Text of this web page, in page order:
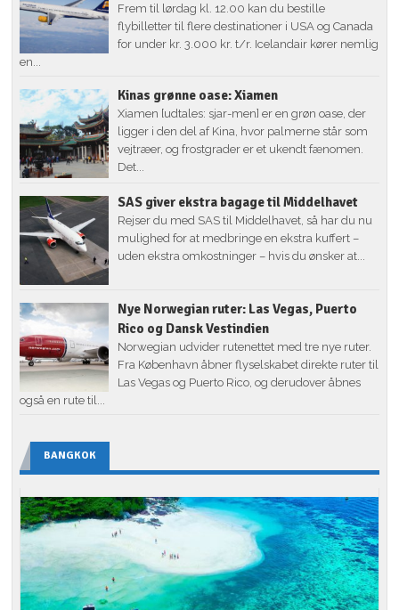
Frem til lørdag kl. 12.00 kan du bestille
flybilletter til flere destinationer i USA og Canada
for under kr. 3.000 kr. t/r. Icelandair kører nemlig
en...
Kinas grønne oase: Xiamen
Xiamen [udtales: sjar-men] er en grøn oase, der
ligger i den del af Kina, hvor palmerne står som
vejtræer, og frostgrader er et ukendt fænomen.
Det...
SAS giver ekstra bagage til Middelhavet
Rejser du med SAS til Middelhavet, så har du nu
mulighed for at medbringe en ekstra kuffert –
uden ekstra omkostninger – hvis du ønsker at...
Nye Norwegian ruter: Las Vegas, Puerto
Rico og Dansk Vestindien
Norwegian udvider rutenettet med tre nye ruter.
Fra København åbner flyselskabet direkte ruter til
Las Vegas og Puerto Rico, og derudover åbnes
også en rute til...
BANGKOK